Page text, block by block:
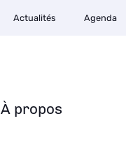
Navigation
À propos
secondaire
Actualités Agenda